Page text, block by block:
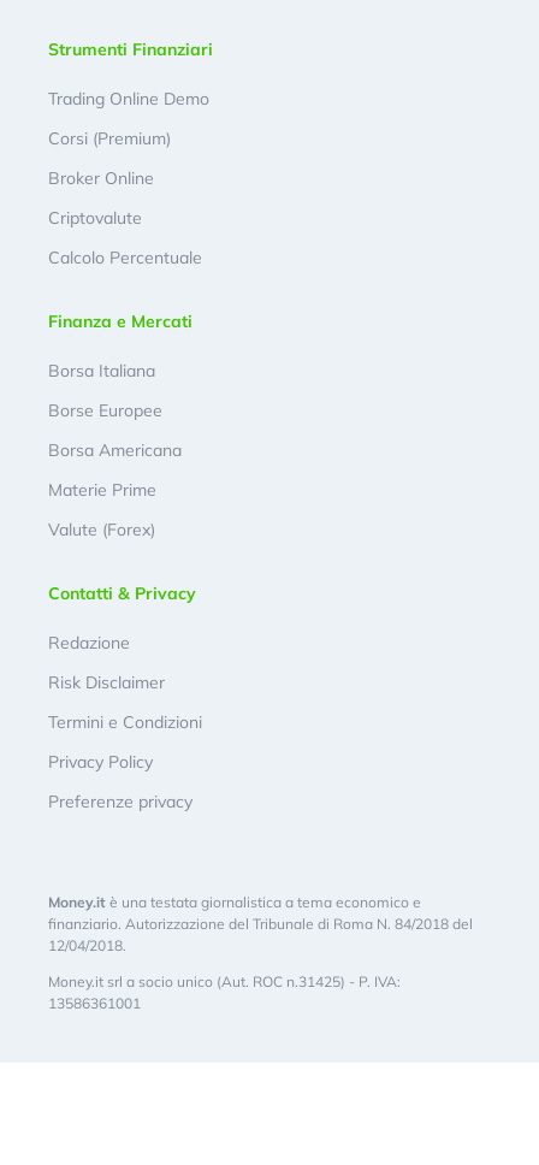
Strumenti Finanziari
Trading Online Demo
Corsi (Premium)
Broker Online
Criptovalute
Calcolo Percentuale
Finanza e Mercati
Borsa Italiana
Borse Europee
Borsa Americana
Materie Prime
Valute (Forex)
Contatti & Privacy
Redazione
Risk Disclaimer
Termini e Condizioni
Privacy Policy
Preferenze privacy
Money.it è una testata giornalistica a tema economico e
finanziario. Autorizzazione del Tribunale di Roma N. 84/2018 del
12/04/2018.
Money.it srl a socio unico (Aut. ROC n.31425) - P. IVA:
13586361001